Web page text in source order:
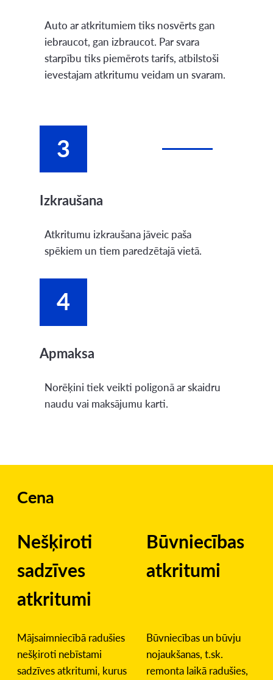
Auto ar atkritumiem tiks nosvērts gan
iebraucot, gan izbraucot. Par svara
starpību tiks piemērots tarifs, atbilstoši
ievestajam atkritumu veidam un svaram.
3
Izkraušana
Atkritumu izkraušana jāveic paša
spēkiem un tiem paredzētajā vietā.
4
Apmaksa
Norēķini tiek veikti poligonā ar skaidru
naudu vai maksājumu karti.
Cena
Nešķiroti
sadzīves
atkritumi
Mājsaimniecībā radušies
nešķiroti nebīstami
sadzīves atkritumi, kurus
Būvniecības
atkritumi
Būvniecības un būvju
nojaukšanas, t.sk.
remonta laikā radušies,